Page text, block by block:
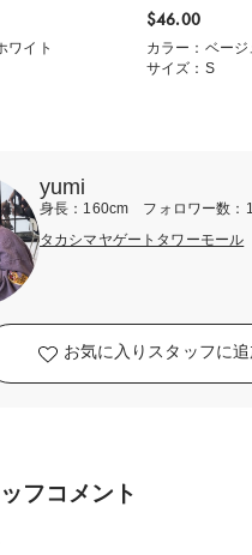
ワイト
$‌46.00
カラー：ベージ
サイズ：S
yumi
身長：160cm フォロワー数：
タカシマヤゲートタワーモール
お気に入りスタッフに追
フコメント